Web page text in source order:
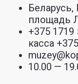
площадь
+375 1719
касса
10.00 —